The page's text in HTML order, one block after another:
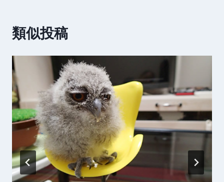
ゲ
ー
シ
ョ
ン
類似投稿